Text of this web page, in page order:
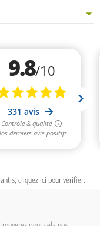
cliquez ici pour vérifier